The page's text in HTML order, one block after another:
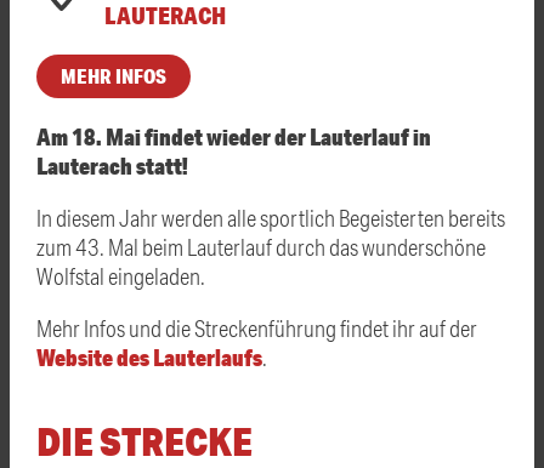
AUTERACH
MEHR INFOS
Am 18. Mai findet wieder der Lauterlauf in
Lauterach statt!
In diesem Jahr werden alle sportlich Begeisterten bereits
zum 43. Mal beim Lauterlauf durch das wunderschöne
Wolfstal eingeladen.
Mehr Infos und die Streckenführung findet ihr auf der
Website des Lauterlaufs.
DIE STRECKE